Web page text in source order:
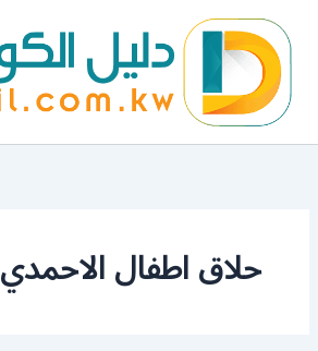
المحتوى
حلاق اطفال الاحمدي